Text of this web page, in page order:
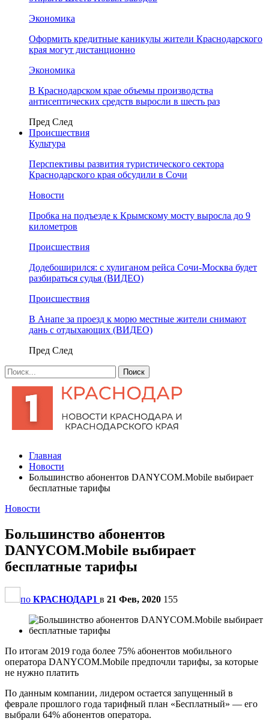
Экономика
Оформить кредитные каникулы жители Краснодарского
края могут дистанционно
Экономика
В Краснодарском крае объемы производства
антисептических средств выросли в шесть раз
Пред След
Происшествия
Культура
Перспективы развития туристического сектора
Краснодарского края обсудили в Сочи
Новости
Пробка на подъезде к Крымскому мосту выросла до 9
километров
Происшествия
Додебоширился: с хулиганом рейса Сочи-Москва будет
разбираться судья (ВИДЕО)
Происшествия
В Анапе за проезд к морю местные жители снимают
дань с отдыхающих (ВИДЕО)
Пред След
Главная
Новости
Большинство абонентов DANYCOM.Mobile выбирает
бесплатные тарифы
Новости
Большинство абонентов
DANYCOM.Mobile выбирает
бесплатные тарифы
по КРАСНОДАР1 в 21 Фев, 2020 155
По итогам 2019 года более 75% абонентов мобильного
оператора DANYCOM.Mobile предпочли тарифы, за которые
не нужно платить
По данным компании, лидером остается запущенный в
феврале прошлого года тарифный план «Бесплатный» — его
выбрали 64% абонентов оператора.